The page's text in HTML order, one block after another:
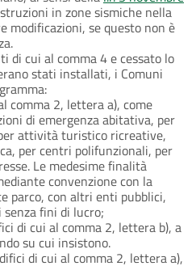
in zone sismiche nella
modificazioni, se questo non è
di cui al comma 4 e cessato lo
stati installati, i Comuni
comma 2, lettera a), come
di emergenza abitativa, per
attività turistico ricreative,
per centri polifunzionali, per
Le medesime finalità
convenzione con la
parco, con altri enti pubblici,
senza fini di lucro;
di cui al comma 2, lettera b), a
su cui insistono.
di cui al comma 2, lettera a),